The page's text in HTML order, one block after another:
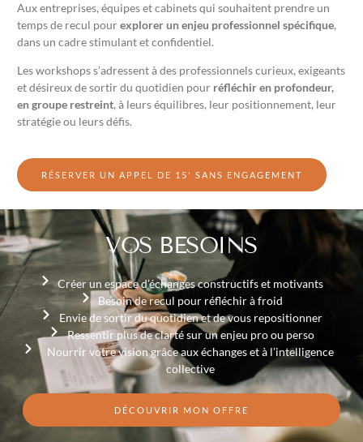
Aux entreprises, équipes et cabinets qui souhaitent prendre un
temps de recul pourexplorer un enjeu professionnel spécifique,
dans un cadre stimulant et confidentiel.
Les workshops s’adressent à des professionnels curieux, exigeants
et désireux de sortir du quotidien pour réfléchir en profondeur,
en groupe restreint, à leurs équilibres, leur positionnement, leur
stratégie ou leurs défis.
RÉSERVER UN APPEL DE 15' SANS ENGAGEMENT
VOS BESOINS
Créer un espace d’échanges constructifs et motivants
Besoin de recul pour réfléchir à froid
Envie de sortir du quotidien et de vous repositionner
Ressentir plus de clarté sur un enjeu pro ou perso
Nourrir votre vision grâce aux échanges et à l’intelligence
collective
DÉCOUVRIR MON OFFRE